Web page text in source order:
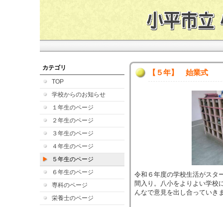
カテゴリ
TOP
学校からのお知らせ
１年生のページ
２年生のページ
３年生のページ
４年生のページ
５年生のページ
６年生のページ
専科のページ
栄養士のページ
【５年】 始業式
令和６年度の学校生活がスタ
間入り。八小をよりよい学校
んなで意見を出し合っていき